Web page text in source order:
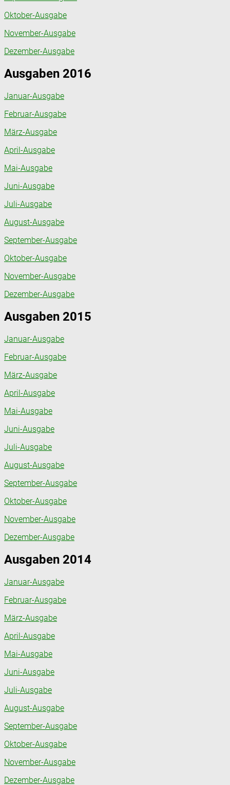
Oktober-Ausgabe
November-Ausgabe
Dezember-Ausgabe
Ausgaben 2016
Januar-Ausgabe
Februar-Ausgabe
März-Ausgabe
April-Ausgabe
Mai-Ausgabe
Juni-Ausgabe
Juli-Ausgabe
August-Ausgabe
September-Ausgabe
Oktober-Ausgabe
November-Ausgabe
Dezember-Ausgabe
Ausgaben 2015
Januar-Ausgabe
Februar-Ausgabe
März-Ausgabe
April-Ausgabe
Mai-Ausgabe
Juni-Ausgabe
Juli-Ausgabe
August-Ausgabe
September-Ausgabe
Oktober-Ausgabe
November-Ausgabe
Dezember-Ausgabe
Ausgaben 2014
Januar-Ausgabe
Februar-Ausgabe
März-Ausgabe
April-Ausgabe
Mai-Ausgabe
Juni-Ausgabe
Juli-Ausgabe
August-Ausgabe
September-Ausgabe
Oktober-Ausgabe
November-Ausgabe
Dezember-Ausgabe